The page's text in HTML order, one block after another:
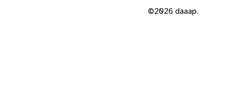
©2026 daaap.